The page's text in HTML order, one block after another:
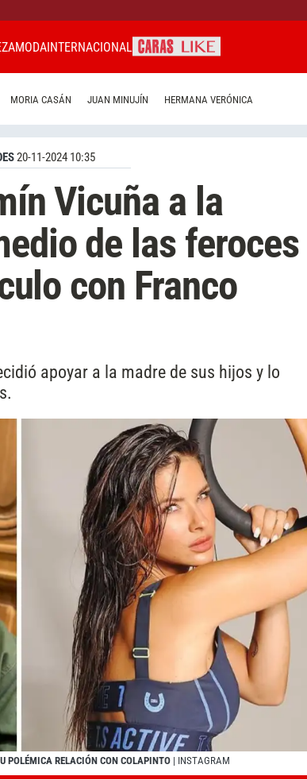
MODAINTERNACIONAL
MORIA CASÁN JUAN MINUJÍN HERMANA VERÓNICA
20-11-2024 10:35
Vicuña a la
de las feroces
con Franco
apoyar a la madre de sus hijos y lo
POLÉMICA RELACIÓN CON COLAPINTO | INSTAGRAM